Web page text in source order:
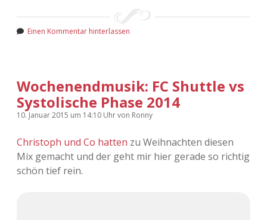
Adventskalender 2021
Adventskalender 2024
Einen Kommentar hinterlassen
Wochenendmusik: FC Shuttle vs
Systolische Phase 2014
10. Januar 2015 um 14:10 Uhrvon Ronny
Christoph und Co hatten zu Weihnachten diesen
Mix gemacht und der geht mir hier gerade so richtig
schön tief rein.